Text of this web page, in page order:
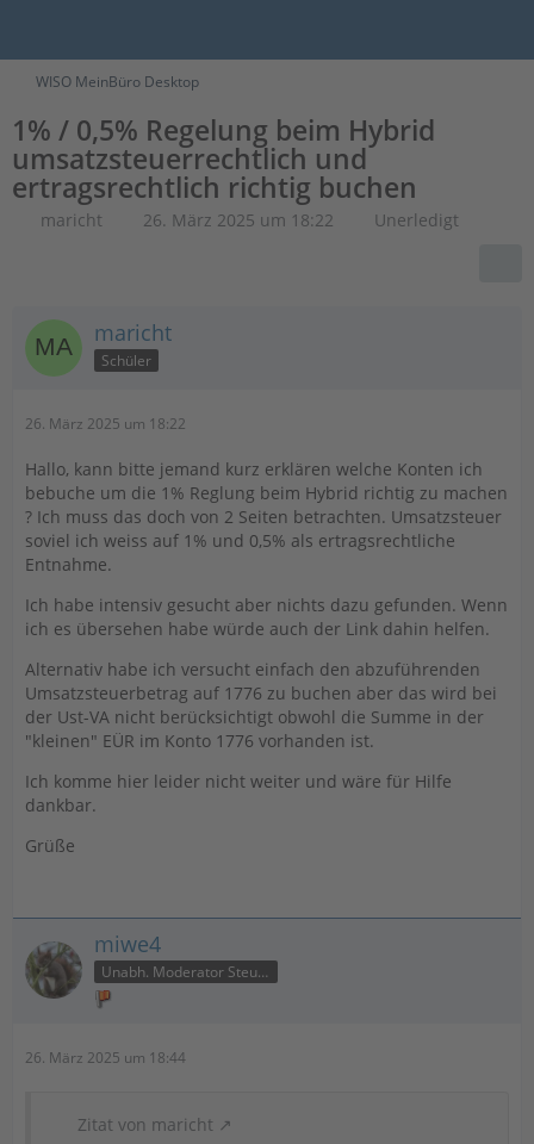
WISO MeinBüro Desktop
1% / 0,5% Regelung beim Hybrid
umsatzsteuerrechtlich und
ertragsrechtlich richtig buchen
maricht 26. März 2025 um 18:22 Unerledigt
maricht
Schüler
26. März 2025 um 18:22
Hallo, kann bitte jemand kurz erklären welche Konten ich
bebuche um die 1% Reglung beim Hybrid richtig zu machen
? Ich muss das doch von 2 Seiten betrachten. Umsatzsteuer
soviel ich weiss auf 1% und 0,5% als ertragsrechtliche
Entnahme.
Ich habe intensiv gesucht aber nichts dazu gefunden. Wenn
ich es übersehen habe würde auch der Link dahin helfen.
Alternativ habe ich versucht einfach den abzuführenden
Umsatzsteuerbetrag auf 1776 zu buchen aber das wird bei
der Ust-VA nicht berücksichtigt obwohl die Summe in der
"kleinen" EÜR im Konto 1776 vorhanden ist.
Ich komme hier leider nicht weiter und wäre für Hilfe
dankbar.
Grüße
miwe4
Unabh. Moderator Steuer
26. März 2025 um 18:44
Zitat von maricht